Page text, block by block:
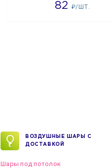
82 ₽/ШТ.
ВОЗДУШНЫЕ ШАРЫ С
ДОСТАВКОЙ
Шары под потолок